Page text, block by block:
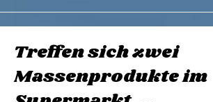
Treffen sich zwei
Massenprodukte im